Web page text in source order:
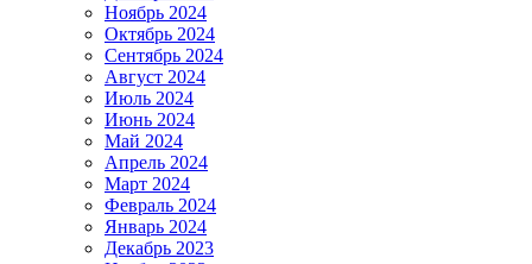
Ноябрь 2024
Октябрь 2024
Сентябрь 2024
Август 2024
Июль 2024
Июнь 2024
Май 2024
Апрель 2024
Март 2024
Февраль 2024
Январь 2024
Декабрь 2023